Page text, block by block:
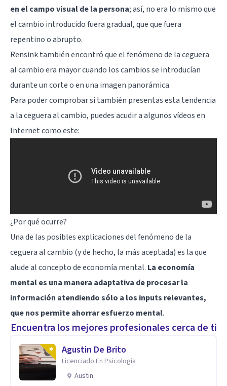
en el campo visual de la persona; así, no era lo mismo que
el cambio introducido fuera gradual, que que fuera
repentino o abrupto.
Rensink también encontró que el fenómeno de la ceguera
al cambio era mayor cuando los cambios se introducían
durante un corte o en una imagen panorámica.
Para poder comprobar si también presentas esta tendencia
a la ceguera al cambio, puedes acudir a algunos vídeos en
Internet como este:
¿Por qué ocurre?
Una de las posibles explicaciones del fenómeno de la
ceguera al cambio (y de hecho, la más aceptada) es la que
alude al concepto de economía mental. La economía
mental es una manera adaptativa de procesar la
información atendiendo sólo a los inputs relevantes,
que nos permite ahorrar esfuerzo mental.
Encuentra los mejores profesionales cerca de ti
Agustin De Brito
Licenciado En Psicología
Austin